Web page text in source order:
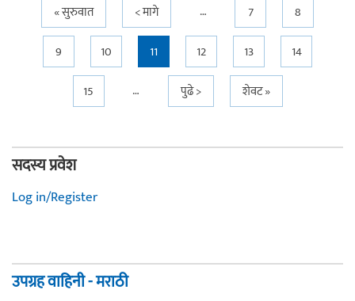
Pages« सुरुवात < मागे … 7
8
9
10 11 12 13
14
15
… पुढे > शेवट »
सदस्य प्रवेश
Log in/Register
उपग्रह वाहिनी - मराठी